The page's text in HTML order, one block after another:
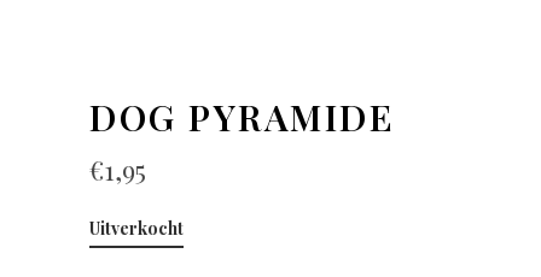
DOG PYRAMIDE
€1,95
Uitverkocht